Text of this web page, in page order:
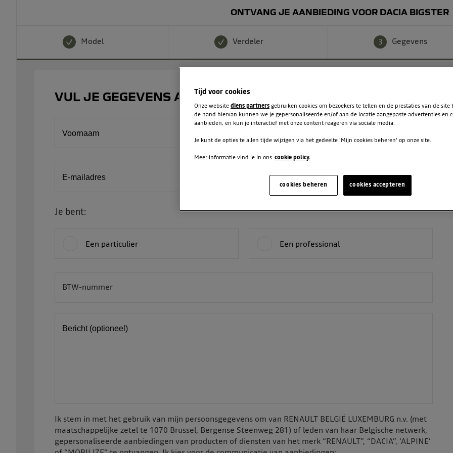
ONTVANG JE AANBIEDING VOOR DACIA BIGSTER
Model Verdeler 3 Gegevens
VUL JE GEGEVENS AAN
Voornaam
E-mailadres Telefoon
Je bent:
Een particulier Een professional
BTW-nummer
BE
Bericht (optioneel)
Ik stem in met het gebruik van mijn persoonsgegevens om van RENAULT BELGIË LUXEMBURG n.v. (met
maatschappelijke zetel te 1070 Brussel, Bergense Steenweg 281) of leden van haar Belgische netwerk,
gepersonaliseerde aanbiedingen van producten of diensten van het merk “RENAULT”, “DACIA”, ‘ALPINE’
Tijd voor cookies
Onze website diens partners gebruiken cookies om bezoekers te tellen en de prestaties van de site
de hand hiervan kunnen we je gepersonaliseerde en/of aan de locatie aangepaste advertenties en
aanbieden, en kun je interactief met onze content reageren via sociale media.
Je kunt de opties te allen tijde wijzigen via het gedeelte 'Mijn cookies beheren' op onze site.
Meer informatie vind je in ons cookie policy.
cookies accepteren
cookies beheren